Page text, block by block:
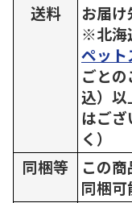
送料
お届け
※北海
ペット
ごと
込）以
はご
く）
同梱等
この商
同梱可